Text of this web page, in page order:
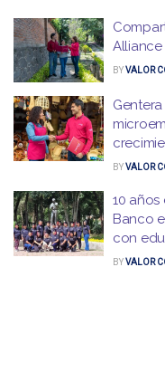
Alliance
BYVALOR
BYVALOR
10
Banco
con
BYVALOR